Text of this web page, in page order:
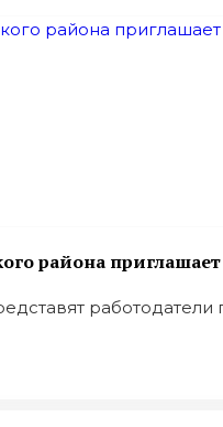
района
работодатели